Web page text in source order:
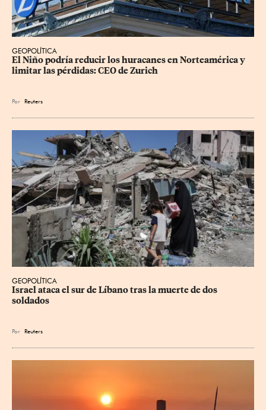
GEOPOLÍTICA
El Niño podría reducir los huracanes en Norteamérica y
limitar las pérdidas: CEO de Zurich
Por Reuters
GEOPOLÍTICA
Israel ataca el sur de Líbano tras la muerte de dos
soldados
Por Reuters